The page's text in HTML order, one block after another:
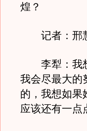
煌？
记者：邢慧
李犁：我想
我会尽最大的
的，我想如果
应该还有一点